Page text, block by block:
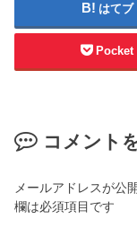
はてブ
Pocket
コメント
メールアドレスが公
欄は必須項目です